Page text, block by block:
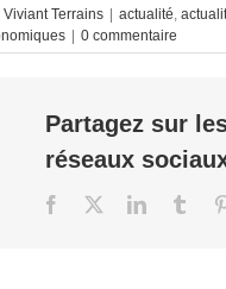
Viviant Terrains actualité,
0 commentaire
Partagez sur
réseaux
Facebook LinkedIn